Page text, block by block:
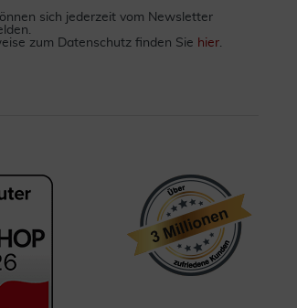
sich jederzeit vom Newsletter
zum Datenschutz finden Sie hier.